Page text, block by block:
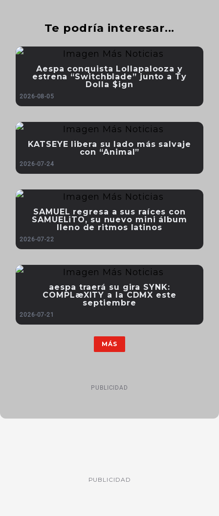
Te podría interesar...
Aespa conquista Lollapalooza y
estrena “Switchblade” junto a Ty
Dolla $ign
2026-08-05
KATSEYE libera su lado más salvaje
con “Animal”
2026-07-24
SAMUEL regresa a sus raíces con
SAMUELiTO, su nuevo mini álbum
lleno de ritmos latinos
2026-07-22
aespa traerá su gira SYNK:
COMPLæXITY a la CDMX este
septiembre
2026-07-21
MÁS
PUBLICIDAD
PUBLICIDAD